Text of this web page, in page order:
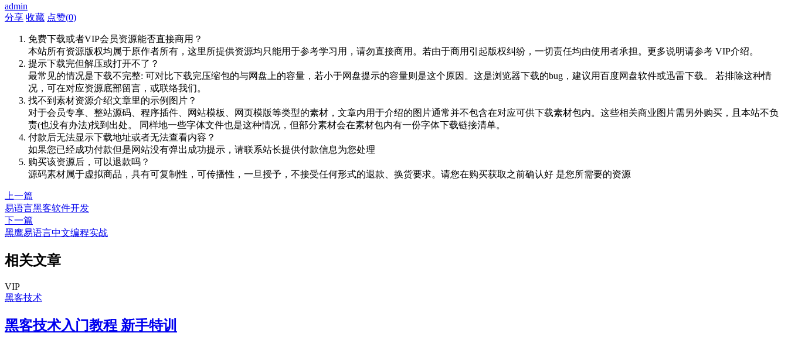
admin
分享 收藏 点赞(0)
免费下载或者VIP会员资源能否直接商用？
本站所有资源版权均属于原作者所有，这里所提供资源均只能用于参考学习用，请勿直接商用。若由于商用引起版权纠纷，一切责任均由使用者承担。更多说明请参考 VIP介绍。
提示下载完但解压或打开不了？
最常见的情况是下载不完整: 可对比下载完压缩包的与网盘上的容量，若小于网盘提示的容量则是这个原因。这是浏览器下载的bug，建议用百度网盘软件或迅雷下载。 若排除这种情
况，可在对应资源底部留言，或联络我们。
找不到素材资源介绍文章里的示例图片？
对于会员专享、整站源码、程序插件、网站模板、网页模版等类型的素材，文章内用于介绍的图片通常并不包含在对应可供下载素材包内。这些相关商业图片需另外购买，且本站不负
责(也没有办法)找到出处。 同样地一些字体文件也是这种情况，但部分素材会在素材包内有一份字体下载链接清单。
付款后无法显示下载地址或者无法查看内容？
如果您已经成功付款但是网站没有弹出成功提示，请联系站长提供付款信息为您处理
购买该资源后，可以退款吗？
源码素材属于虚拟商品，具有可复制性，可传播性，一旦授予，不接受任何形式的退款、换货要求。请您在购买获取之前确认好 是您所需要的资源
上一篇
易语言黑客软件开发
下一篇
黑鹰易语言中文编程实战
相关文章
VIP
黑客技术
黑客技术入门教程 新手特训